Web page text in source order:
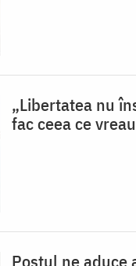
„Libertatea nu
fac ceea ce
Postul ne aduce